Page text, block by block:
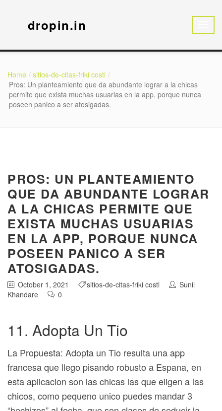
dropin.in
Home
sitios-de-citas-friki costi
Pros: Un planteamiento que da abundante lograr a la chicas
permite que exista muchas usuarias en la app, porque nunca
poseen panico a ser atosigadas.
PROS: UN PLANTEAMIENTO
QUE DA ABUNDANTE LOGRAR
A LA CHICAS PERMITE QUE
EXISTA MUCHAS USUARIAS
EN LA APP, PORQUE NUNCA
POSEEN PANICO A SER
ATOSIGADAS.
October 1, 2021 sitios-de-citas-friki costi
Sunil
Khandare
0
11. Adopta Un Tio
La Propuesta: Adopta un Tio resulta una app
francesa que llego pisando robusto a Espana, en
esta aplicacion son las chicas las que eligen a las
chicos, como pequeno unico puedes mandar 3